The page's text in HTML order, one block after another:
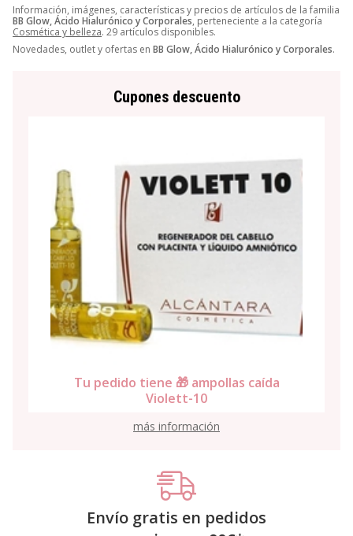
Información, imágenes, características y precios de artículos de la familia
BB Glow, Ácido Hialurónico y Corporales, perteneciente a la categoría
Cosmética y belleza. 29 artículos disponibles.
Novedades, outlet y ofertas en BB Glow, Ácido Hialurónico y Corporales.
Cupones descuento
Tu pedido tiene 🎁 ampollas caída
Violett-10
más información
Envío gratis en pedidos